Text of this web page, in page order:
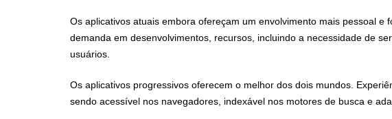
Os aplicativos atuais embora ofereçam um envolvimento mais pessoal e
demanda em desenvolvimentos, recursos, incluindo a necessidade de
usuários.
Os aplicativos progressivos oferecem o melhor dos dois mundos.
sendo acessível nos navegadores, indexável nos motores de busca e